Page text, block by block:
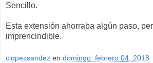
Sencillo.
Esta extensión ahorraba algún paso,
imprencindible.
clopezsandez en domingo, febrero 04, 2018